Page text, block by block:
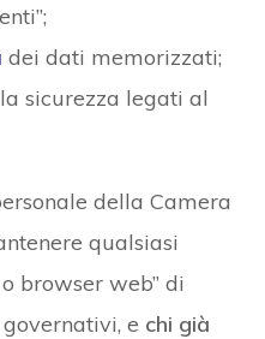
dei dati memorizzati;
sicurezza legati al
della Camera
qualsiasi
browser web” di
e chi già